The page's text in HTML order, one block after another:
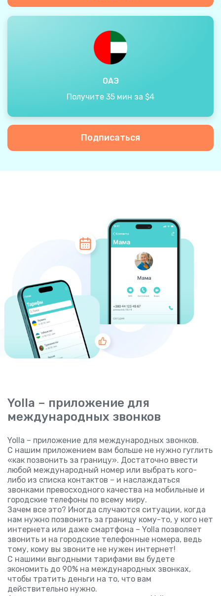
ОАЭ
Получите 35 мин за $4
Подписаться
Yolla – приложение для
международных звонков
Yolla – приложение для международных звонков.
С нашим приложением вам больше не нужно гуглить
«как позвонить за границу». Достаточно ввести
любой международный номер или выбрать кого-
либо из списка контактов – и наслаждаться
звонками превосходного качества на мобильные и
городские телефоны по всему миру.
Зачем все это? Иногда случаются ситуации, когда
нам нужно позвонить за границу кому-то, у кого нет
интернета или даже смартфона – Yolla позволяет
звонить и на городские телефонные номера, ведь
тому, кому вы звоните не нужен интернет!
С нашими выгодными тарифами вы будете
экономить до 90% на международных звонках,
чтобы тратить деньги на то, что вам
действительно нужно.